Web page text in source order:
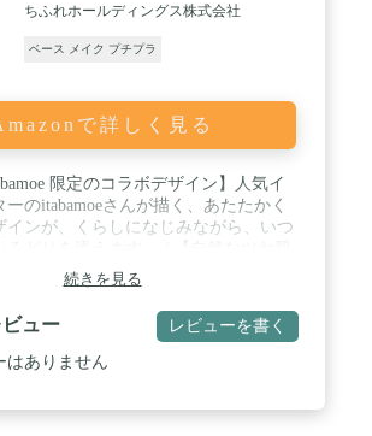
ちふれホールディングス株式会社
ベース メイク プチプラ
で詳しく見る
限定のコラボデザイン】人気イ
のitabamoeさんが描く、あたたかく
インが、くらしになじみながら、いつ
スパウダー】ふわっとやわらかく肌に
スタイプのおしろい。ナチュラルで上
とった、透明感のある肌に仕上げま
力がありつつ崩れにくい】毛穴・小
凸にもしっかり密着してカバー。きめ
続きを見る
ュー レビューを書く
はありません